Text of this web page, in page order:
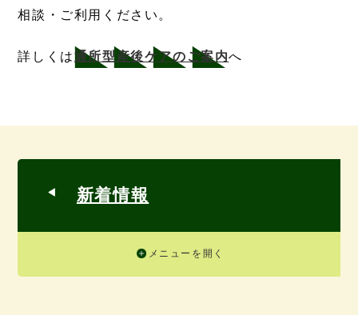
相談・ご利用ください。
詳しくは通所型産後ケアのご案内へ
新着情報
メニューを開く